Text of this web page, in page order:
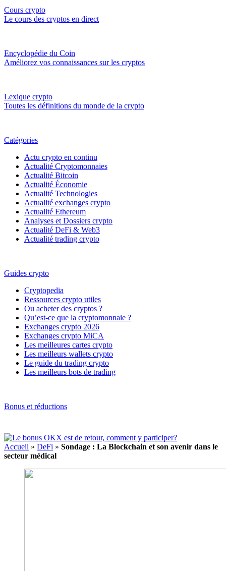
Cours crypto
Le cours des cryptos en direct
Encyclopédie du Coin
Améliorez vos connaissances sur les cryptos
Lexique crypto
Toutes les définitions du monde de la crypto
Catégories
Actu crypto en continu
Actualité Cryptomonnaies
Actualité Bitcoin
Actualité Économie
Actualité Technologies
Actualité exchanges crypto
Actualité Ethereum
Analyses et Dossiers crypto
Actualité DeFi & Web3
Actualité trading crypto
Guides crypto
Cryptopedia
Ressources crypto utiles
Ou acheter des cryptos ?
Qu’est-ce que la cryptomonnaie ?
Exchanges crypto 2026
Exchanges crypto MiCA
Les meilleures cartes crypto
Les meilleurs wallets crypto
Le guide du trading crypto
Les meilleurs bots de trading
Bonus et réductions
Accueil » DeFi » Sondage : La Blockchain et son avenir dans le
secteur médical